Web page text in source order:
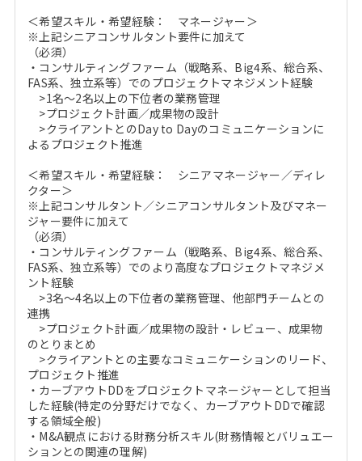
＜希望スキル・希望経験： マネージャー＞
※上記シニアコンサルタント要件に加えて
（必須）
・コンサルティングファーム（戦略系、Big4系、総合系、
FAS系、独立系等）でのプロジェクトマネジメント経験
>1名～2名以上の下位者の業務管理
>プロジェクト計画／成果物の設計
>クライアントとのDay to Dayのコミュニケーションに
よるプロジェクト推進
＜希望スキル・希望経験： シニアマネージャー／ディレ
クター＞
※上記コンサルタント／シニアコンサルタント及びマネー
ジャー要件に加えて
（必須）
・コンサルティングファーム（戦略系、Big4系、総合系、
FAS系、独立系等）でのより高度なプロジェクトマネジメ
ント経験
>3名～4名以上の下位者の業務管理、他部門チームとの
連携
>プロジェクト計画／成果物の設計・レビュー、成果物
のとりまとめ
>クライアントとの主要なコミュニケーションのリード、
プロジェクト推進
・カーブアウトDDをプロジェクトマネージャーとして担当
した経験(特定の分野だけでなく、カーブアウトDDで確認
する領域全般)
・M&A観点における財務分析スキル(財務情報とバリュエー
ションとの関連の理解)